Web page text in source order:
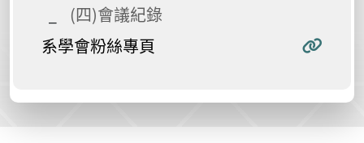
(四)會議紀錄
系學會粉絲專頁